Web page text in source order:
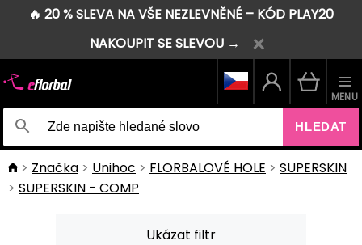
🔥 20 % SLEVA NA VŠE NEZLEVNĚNÉ – KÓD PLAY20
NAKOUPIT SE SLEVOU →
HLEDAT
MENU
Značka Unihoc FLORBALOVÉ HOLE
SUPERSKIN
SUPERSKIN - COMP
Ukázat filtr